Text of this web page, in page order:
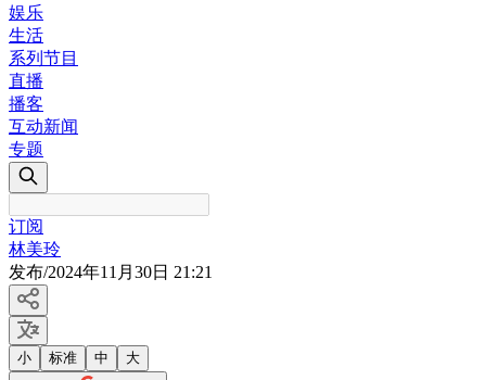
娱乐
生活
系列节目
直播
播客
互动新闻
专题
订阅
林美玲
发布/2024年11月30日 21:21
小 标准 中 大